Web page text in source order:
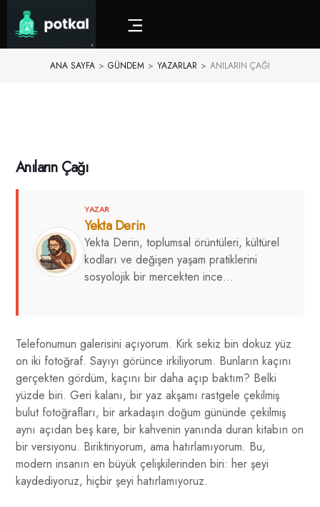
ANA SAYFA > GÜNDEM > YAZARLAR > ANILARIN ÇAĞI
Anıların Çağı
YAZAR
Yekta Derin
Yekta Derin, toplumsal örüntüleri, kültürel
kodları ve değişen yaşam pratiklerini
sosyolojik bir mercekten ince…
Telefonumun galerisini açıyorum. Kirk sekiz bin dokuz yüz
on iki fotoğraf. Sayıyı görünce irkiliyorum. Bunların kaçını
gerçekten gördüm, kaçını bir daha açıp baktım? Belki
yüzde biri. Geri kalanı, bir yaz akşamı rastgele çekilmiş
bulut fotoğrafları, bir arkadaşın doğum gününde çekilmiş
aynı açıdan beş kare, bir kahvenin yanında duran kitabın on
bir versiyonu. Biriktiriyorum, ama hatırlamıyorum. Bu,
modern insanın en büyük çelişkilerinden biri: her şeyi
kaydediyoruz, hiçbir şeyi hatırlamıyoruz.